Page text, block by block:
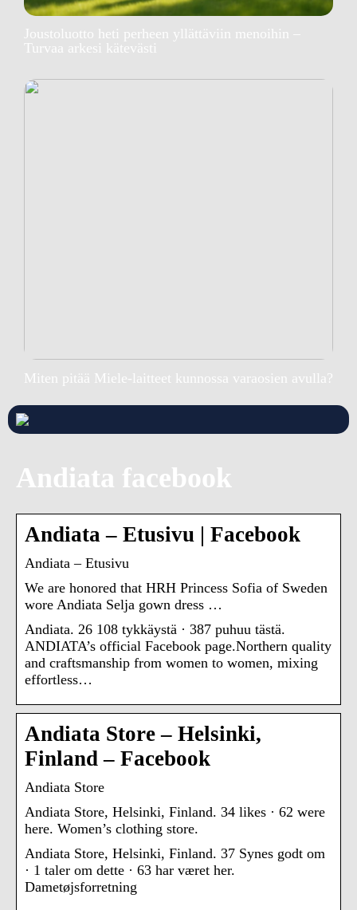
Joustoluotto heti perheen yllättäviin menoihin –
Turvaa arkesi kätevästi
Miten pitää Miele-laitteet kunnossa varaosien avulla?
Andiata facebook
Andiata – Etusivu | Facebook
Andiata – Etusivu
We are honored that HRH Princess Sofia of Sweden
wore Andiata Selja gown dress …
Andiata. 26 108 tykkäystä · 387 puhuu tästä.
ANDIATA’s official Facebook page.Northern quality
and craftsmanship from women to women, mixing
effortless…
Andiata Store – Helsinki,
Finland – Facebook
Andiata Store
Andiata Store, Helsinki, Finland. 34 likes · 62 were
here. Women’s clothing store.
Andiata Store, Helsinki, Finland. 37 Synes godt om
· 1 taler om dette · 63 har været her.
Dametøjsforretning